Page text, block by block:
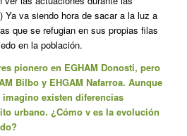
Ya va siendo hora de sacar a la luz a
que se refugian en sus propias filas
en la población.
pionero en EGHAM Donosti, pero
Bilbo y EHGAM Nafarroa. Aunque
existen diferencias
urbano. ¿Cómo v es la evolución